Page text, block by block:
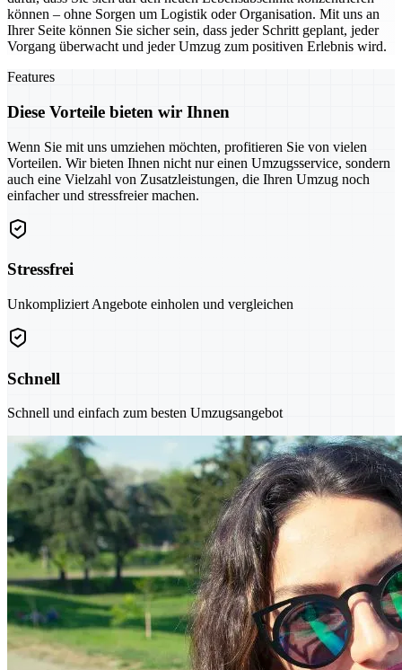
können – ohne Sorgen um Logistik oder Organisation. Mit uns an
Ihrer Seite können Sie sicher sein, dass jeder Schritt geplant, jeder
Vorgang überwacht und jeder Umzug zum positiven Erlebnis wird.
Features
Diese Vorteile bieten wir Ihnen
Wenn Sie mit uns umziehen möchten, profitieren Sie von vielen
Vorteilen. Wir bieten Ihnen nicht nur einen Umzugsservice, sondern
auch eine Vielzahl von Zusatzleistungen, die Ihren Umzug noch
einfacher und stressfreier machen.
Stressfrei
Unkompliziert Angebote einholen und vergleichen
Schnell
Schnell und einfach zum besten Umzugsangebot